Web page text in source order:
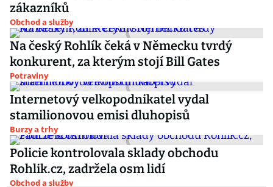
zákazníků
Obchod a služby
Na český Rohlík čeká v Německu tvrdý
konkurent, za kterým stojí Bill Gates
Potraviny
Internetový velkopodnikatel vydal
stamilionovou emisi dluhopisů
Burzy a trhy
Policie kontrolovala sklady obchodu
Rohlik.cz, zadržela osm lidí
Obchod a služby